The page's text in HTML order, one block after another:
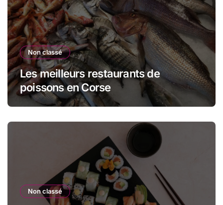
Non classé
Les meilleurs restaurants de
poissons en Corse
Non classé